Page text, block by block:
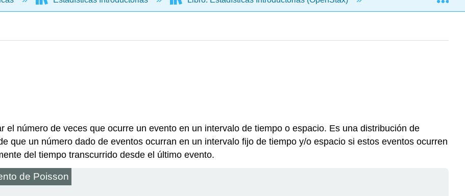
el número de veces que ocurre un evento en un intervalo de tiempo o espacio. Es una distribución de
que un número dado de eventos ocurran en un intervalo fijo de tiempo y/o espacio si estos eventos ocurren
del tiempo transcurrido desde el último evento.
de Poisson